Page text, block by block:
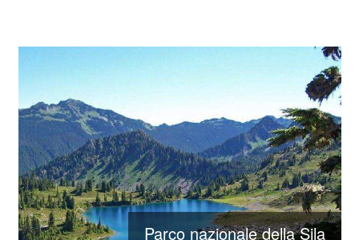
Parco nazionale della Sila